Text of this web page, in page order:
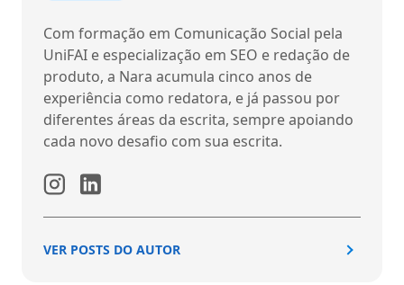
Com formação em Comunicação Social pela
UniFAI e especialização em SEO e redação de
produto, a Nara acumula cinco anos de
experiência como redatora, e já passou por
diferentes áreas da escrita, sempre apoiando
cada novo desafio com sua escrita.
VER POSTS DO AUTOR